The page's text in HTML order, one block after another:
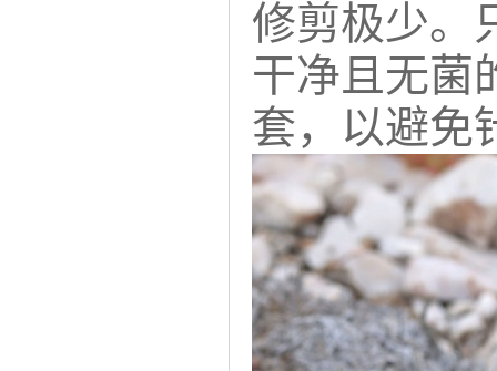
修剪极少。
干净且无菌
套，以避免